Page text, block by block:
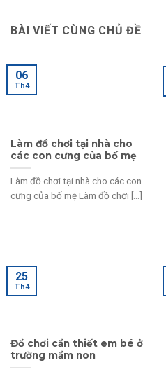
BÀI VIẾT CÙNG CHỦ ĐỀ
Làm đồ chơi tại nhà cho
các con cưng của bố mẹ
Làm đồ chơi tại nhà cho các con
cưng của bố mẹ Làm đồ chơi [...]
06
Th4
Đồ chơi cần thiết em bé ở
trường mầm non
25
Th4